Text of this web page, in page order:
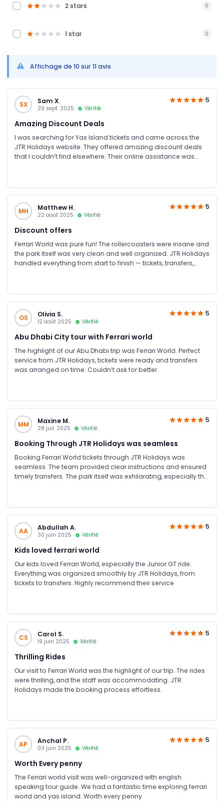
2 stars 0
1 star 0
Affichage de 10 sur 11 avis
SX Sam X.
29 sept. 2025 Vérifié
5
Amazing Discount Deals
I was searching for Yas Island tickets and came across the
JTR Holidays website. They offered amazing discount deals
that I couldn’t find elsewhere. Their online assistance was
MH Matthew H.
22 août 2025 Vérifié
5
Discount offers
Ferrari World was pure fun! The rollercoasters were insane and
the park itself was very clean and well organized. JTR Holidays
handled everything from start to finish — tickets, transfers,
OS Olivia S.
12 août 2025 Vérifié
5
Abu Dhabi City tour with Ferrari world
The highlight of our Abu Dhabi trip was Ferrari World. Perfect
service from JTR Holidays, tickets were ready and transfers
was arranged on time. Couldn’t ask for better.
MM Maxine M.
28 juil. 2025 Vérifié
5
Booking Through JTR Holidays was seamless
Booking Ferrari World tickets through JTR Holidays was
seamless. The team provided clear instructions and ensured
timely transfers. The park itself was exhilarating, especially the
AA Abdullah A.
30 juin 2025 Vérifié
5
Kids loved ferrari world
Our kids loved Ferrari World, especially the Junior GT ride.
Everything was organized smoothly by JTR Holidays, from
tickets to transfers. Highly recommend their service
CS Carol S.
19 juin 2025 Vérifié
5
Thrilling Rides
Our visit to Ferrari World was the highlight of our trip. The rides
were thrilling, and the staff was accommodating. JTR
Holidays made the booking process effortless.
AP Anchal P.
03 juin 2025 Vérifié
5
Worth Every penny
The Ferrari world visit was well-organized with english
speaking tour guide. We had a fantastic time exploring ferrari
world and yas island. Worth every penny